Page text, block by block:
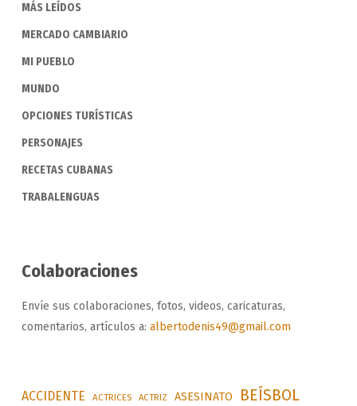
MÁS LEÍDOS
MERCADO CAMBIARIO
MI PUEBLO
MUNDO
OPCIONES TURÍSTICAS
PERSONAJES
RECETAS CUBANAS
TRABALENGUAS
Colaboraciones
Envíe sus colaboraciones, fotos, videos, caricaturas,
comentarios, artículos a: albertodenis49@gmail.com
ACCIDENTE ACTRICES ACTRIZ ASESINATO BEÍSBOL